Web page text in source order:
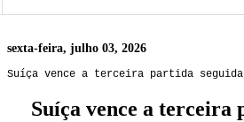
sexta-feira, julho 03, 2026
Suíça vence a terceira partida
Suíça vence a terceira